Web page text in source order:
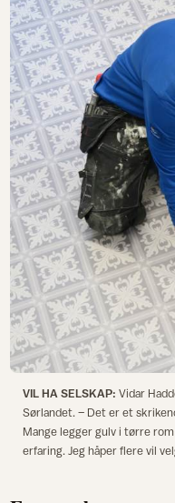
VIL HA SELSKAP: Vidar
Sørlandet. – Det er et
Mange legger gulv i tørre
erfaring. Jeg håper flere vil